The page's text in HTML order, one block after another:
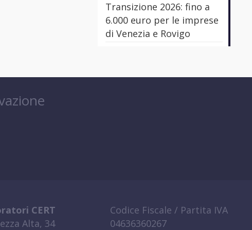
Transizione 2026: fino a
6.000 euro per le imprese
di Venezia e Rovigo
CERT
Alta, 34
Codice Fiscale / Partita IVA
04636360267